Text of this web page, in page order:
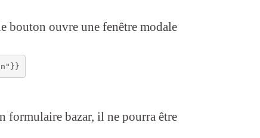
bouton ouvre une fenêtre modale
formulaire bazar, il ne pourra être